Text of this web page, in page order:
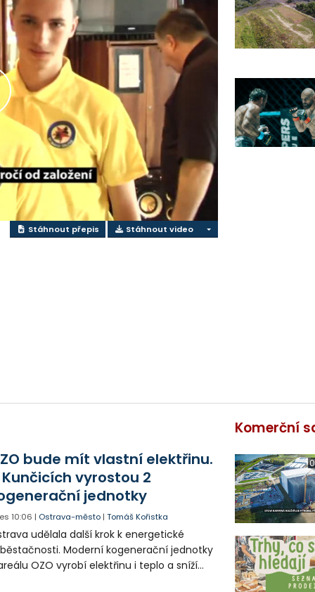
Stáhnout přepis Stáhnout video
bude mít vlastní elektřinu.
Kunčicích vyrostou 2
jednotky
10:06 | Ostrava-město |Tomáš Kořistka
udělala další krok k energetické
Moderní kogenerační jednotky
OZO vyrobí elektřinu i teplo a sníží
Komerční